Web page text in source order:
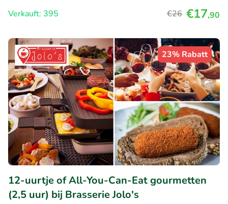
Verkauft: 395
€26 €17,90
23% Rabatt
12-uurtje of All-You-Can-Eat gourmetten
(2,5 uur) bij Brasserie Jolo's